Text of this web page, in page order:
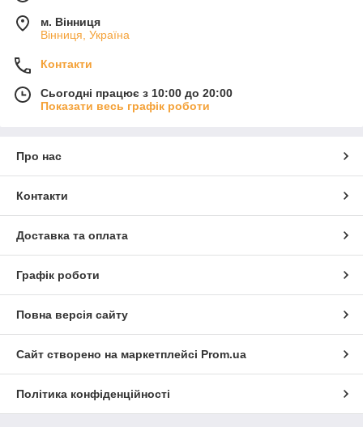
м. Вінниця
Вінниця, Україна
Контакти
Сьогодні працює з 10:00 до 20:00
Показати весь графік роботи
Про нас
Контакти
Доставка та оплата
Графік роботи
Повна версія сайту
Сайт створено на маркетплейсі Prom.ua
Політика конфіденційності